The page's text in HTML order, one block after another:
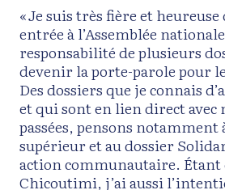
« Je suis très fière et
entrée à l’Assemblée
responsabilité de plusieurs
devenir la porte-parole pour
Des dossiers que je connais
et qui sont en lien direct avec
passées, pensons notamment
supérieur et au dossier
action communautaire. Étant
Chicoutimi, j’ai aussi